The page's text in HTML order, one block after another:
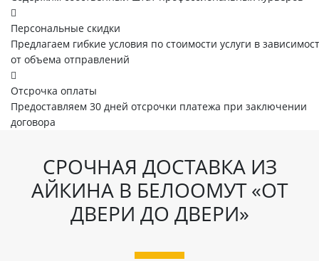
Персональные скидки
Предлагаем гибкие условия по стоимости услуги в
от объема отправлений
Отсрочка оплаты
Предоставляем 30 дней отсрочки платежа при заключении
договора
СРОЧНАЯ ДОСТАВКА ИЗ
АЙКИНА В БЕЛООМУТ «ОТ
ДВЕРИ ДО ДВЕРИ»